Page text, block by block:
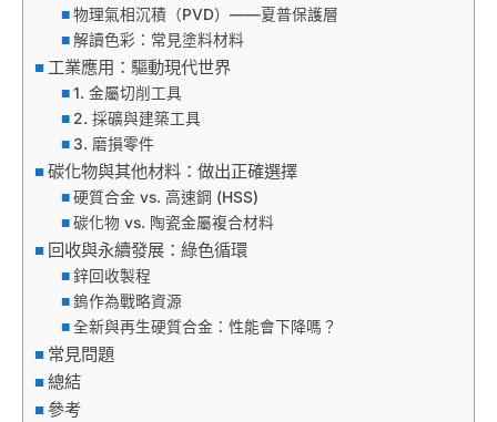
物理氣相沉積（PVD）——夏普保護層
解讀色彩：常見塗料材料
工業應用：驅動現代世界
1. 金屬切削工具
2. 採礦與建築工具
3. 磨損零件
碳化物與其他材料：做出正確選擇
硬質合金 vs. 高速鋼 (HSS)
碳化物 vs. 陶瓷金屬複合材料
回收與永續發展：綠色循環
鋅回收製程
鎢作為戰略資源
全新與再生硬質合金：性能會下降嗎？
常見問題
總結
參考